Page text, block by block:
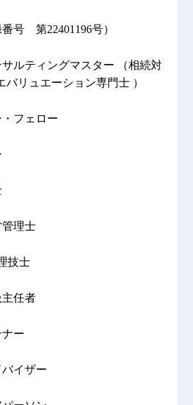
号 第22401196号）
ルティングマスター （相続対
バリュエーション専門士 ）
フェロー
理士
技士
任者
ー
イザー